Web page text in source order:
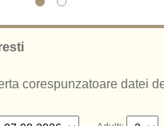
corespunzatoare datei